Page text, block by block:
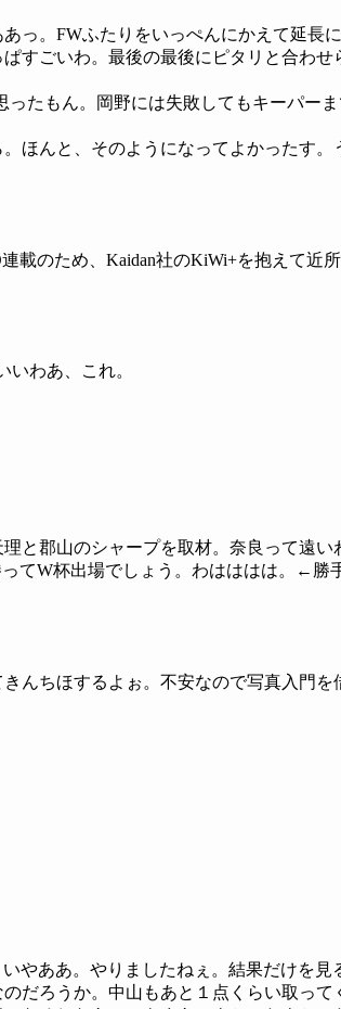
。FWふたりをいっぺんにかえて延長
すごいわ。最後の最後にピタリと合わ
たもん。岡野には失敗してもキーパー
んと、そのようになってよかったす
のため、Kaidan社のKiWi+を抱えて近
わあ、これ。
と郡山のシャープを取材。奈良って遠
てW杯出場でしょう。わはははは。←勝
ちほするよぉ。不安なので写真入門
ああ。やりましたねぇ。結果だけを
だろうか。中山もあと１点くらい取っ